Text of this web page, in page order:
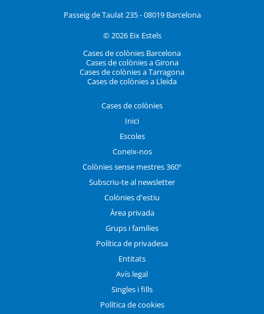
Passeig de Taulat 235 - 08019 Barcelona
© 2026 Eix Estels
Cases de colònies Barcelona
Cases de colònies a Girona
Cases de colònies a Tarragona
Cases de colònies a Lleida
Cases de colònies
Inici
Escoles
Coneix-nos
Colònies sense mestres 360º
Subscriu-te al newsletter
Colònies d'estiu
Àrea privada
Grups i famílies
Política de privadesa
Entitats
Avís legal
Singles i fills
Política de cookies